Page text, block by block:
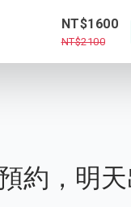
NT$1600
NT$2100
約，明天